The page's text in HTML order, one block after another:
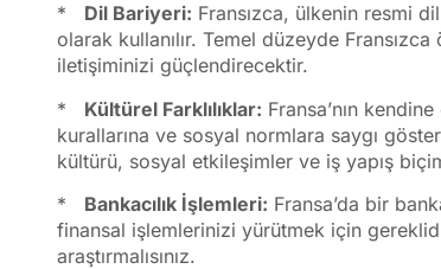
* Dil Bariyeri: Fransızca, ülkenin resmi
olarak kullanılır. Temel düzeyde
iletişiminizi güçlendirecektir.
* Kültürel Farklılıklar: Fransa’nın
kurallarına ve sosyal normlara saygı
kültürü, sosyal etkileşimler ve iş yapış
* Bankacılık İşlemleri: Fransa’da bir
finansal işlemlerinizi yürütmek için
araştırmalısınız.